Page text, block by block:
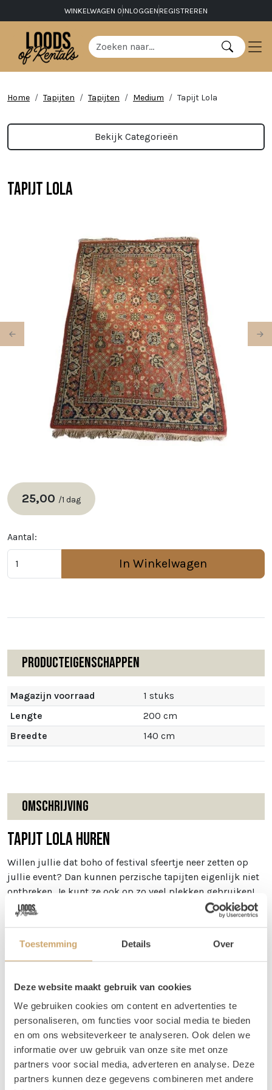
Toestemming Details Over
Deze website maakt gebruik van cookies
We gebruiken cookies om content en advertenties te
personaliseren, om functies voor social media te bieden
en om ons websiteverkeer te analyseren. Ook delen we
informatie over uw gebruik van onze site met onze
partners voor social media, adverteren en analyse. Deze
partners kunnen deze gegevens combineren met andere
WINKELWAGEN 0 INLOGGEN REGISTREREN
Home Tapijten Tapijten Medium Tapijt Lola
Bekijk Categorieën
Tapijt Lola
25,00 /1 dag
Aantal:
In Winkelwagen
Previous
Producteigenschappen
Magazijn voorraad
1 stuks
Lengte
200 cm
Breedte
140 cm
Omschrijving
Tapijt Lola huren
Willen jullie dat boho of festival sfeertje neer zetten op
jullie event? Dan kunnen perzische tapijten eigenlijk niet
ontbreken. Je kunt ze ook op zo veel plekken gebruiken!
Zo kun je een perzische tapijt gebruiken bij jullie
welkomst hoek, maar je kunt ook meerdere tapijten
zelf ook veel bij het creëren van verschillende zitjes. Ook
leuk: mix ze met watjute tapijtjes!
Afmetingen
Tapijt Lola is 140 x 200 cm
Vragen
Wil je weten welke tapijten mooi bij elkaar staan, maar
kun je dit zelf niet zo goed bepalen via de foto's? Stuur